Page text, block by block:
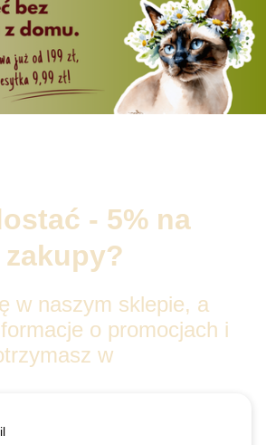
- 5% na
w naszym sklepie, a
o promocjach i
w